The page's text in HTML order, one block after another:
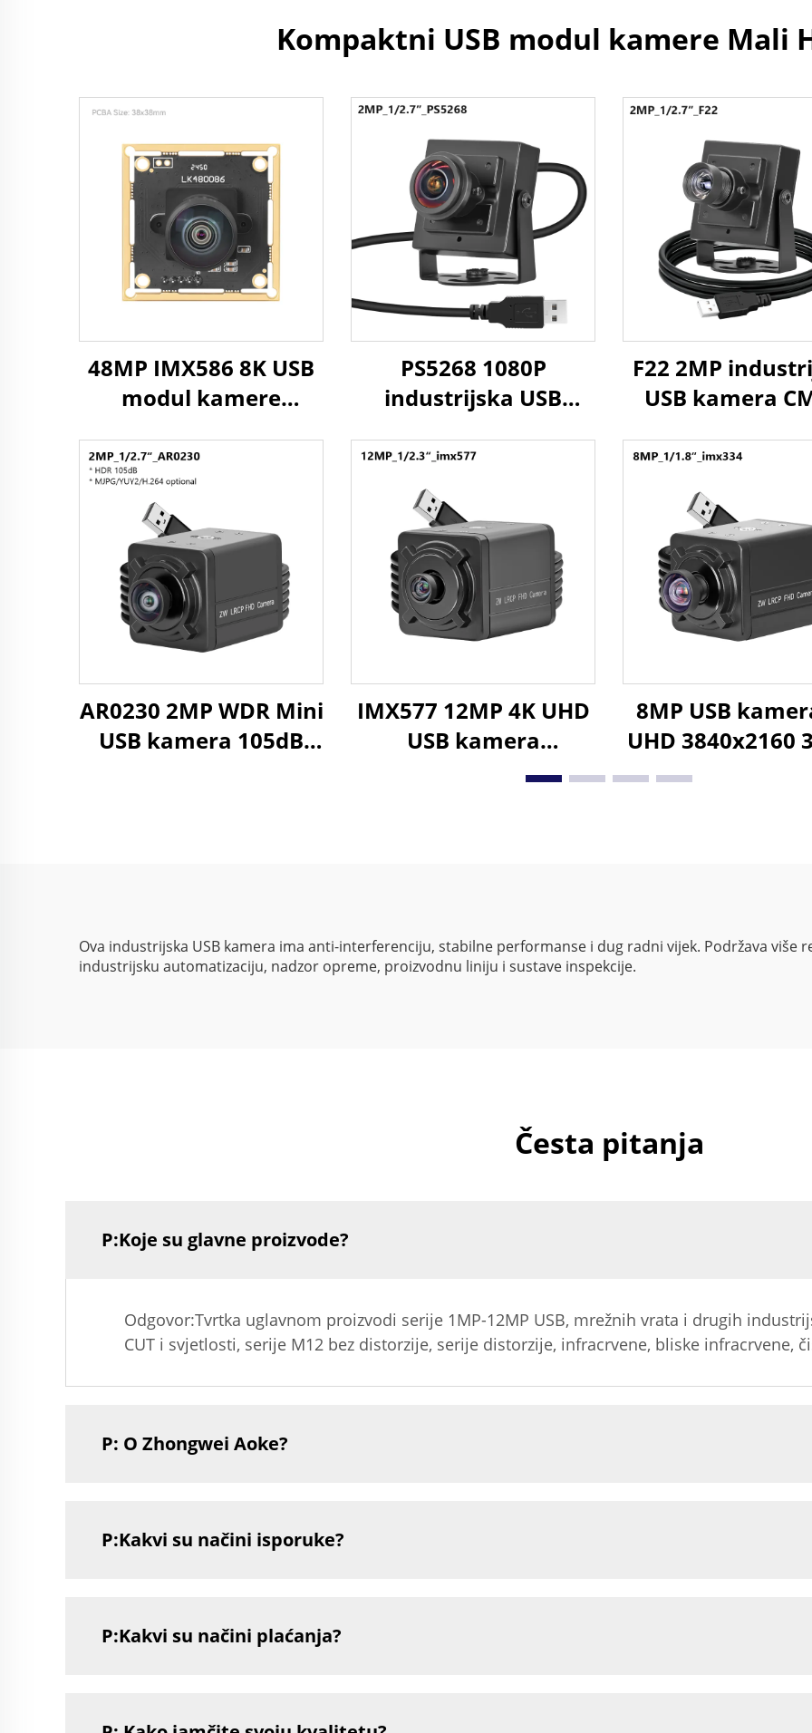
Kompaktni USB modul kamere Mali
48MP IMX586 8K USB
modul kamere
CMOS prepoznavanje
slikovnih datoteka
PS5268 1080P
industrijska USB
slaba svjetlost WDR
2MP CMOS senzor
zvjezdano noćno
viđenje minikamera
F22 2MP
USB kamera
30FPS mini
kamera za
prepoznavanje
strojno
AR0230 2MP WDR Mini
USB kamera 105dB
IMX577 12MP 4K UHD
USB kamera
3840x2880 30fps ili
8MP USB
UHD 3840x2160
CMOS 1/8"
Ova industrijska USB kamera ima anti-interferenciju, stabilne performanse i dug radni vijek. Podržava više
industrijsku automatizaciju, nadzor opreme, proizvodnu liniju i sustave inspekcije.
Česta pitanja
P:Koje su glavne proizvode?
Odgovor:Tvrtka uglavnom proizvodi serije 1MP-12MP USB, mrežnih vrata i drugih
CUT i svjetlosti, serije M12 bez distorzije, serije distorzije, infracrvene, bliske infracrvene,
P: O Zhongwei Aoke?
P:Kakvi su načini isporuke?
P:Kakvi su načini plaćanja?